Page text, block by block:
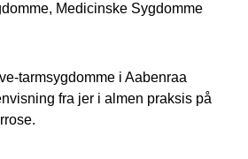
Medicinske Sygdomme
tarmsygdomme i Aabenraa
fra jer i almen praksis på